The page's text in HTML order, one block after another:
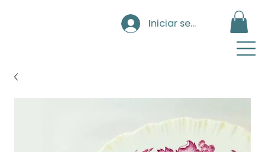
Iniciar sesión